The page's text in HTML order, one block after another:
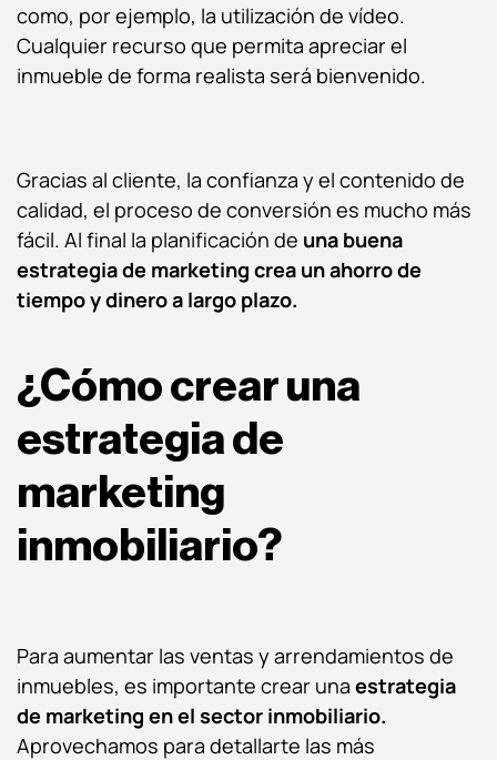
como, por ejemplo, la utilización de vídeo.
Cualquier recurso que permita apreciar el
inmueble de forma realista será bienvenido.
Gracias al cliente, la confianza y el contenido de
calidad, el proceso de conversión es mucho más
fácil. Al final la planificación de una buena
estrategia de marketing crea un ahorro de
tiempo y dinero a largo plazo.
¿Cómo crear una
estrategia de
marketing
inmobiliario?
Para aumentar las ventas y arrendamientos de
inmuebles, es importante crear una estrategia
de marketing en el sector inmobiliario.
Aprovechamos para detallarte las más